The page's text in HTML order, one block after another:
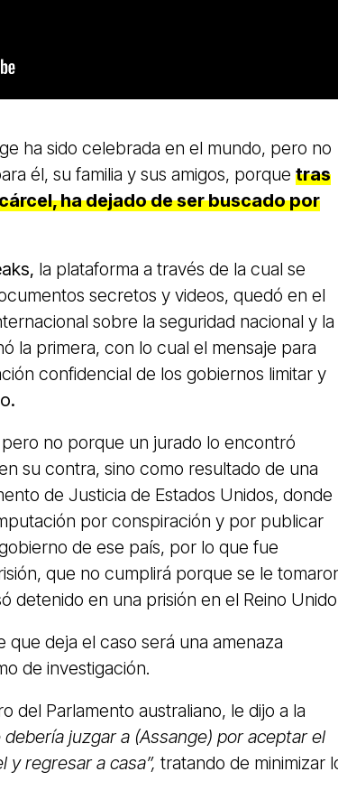
ha sido celebrada en el mundo, pero no
él, su familia y sus amigos, porque tras
ha dejado de ser buscado por
la plataforma a través de la cual se
secretos y videos, quedó en el
sobre la seguridad nacional y la
la primera, con lo cual el mensaje para
confidencial de los gobiernos limitar y
no porque un jurado lo encontró
su contra, sino como resultado de una
de Justicia de Estados Unidos, donde
por conspiración y por publicar
de ese país, por lo que fue
que no cumplirá porque se le
detenido en una prisión en el Reino
deja el caso será una amenaza
de investigación.
del Parlamento australiano, le dijo a la
debería juzgar a (Assange) por aceptar el
y regresar a casa”, tratando de minimizar